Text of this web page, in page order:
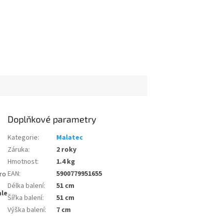
Doplňkové parametry
Kategorie:
Malatec
Záruka:
2 roky
Hmotnost:
1.4 kg
EAN:
5900779951655
Délka balení:
51 cm
Šířka balení:
51 cm
Výška balení:
7 cm